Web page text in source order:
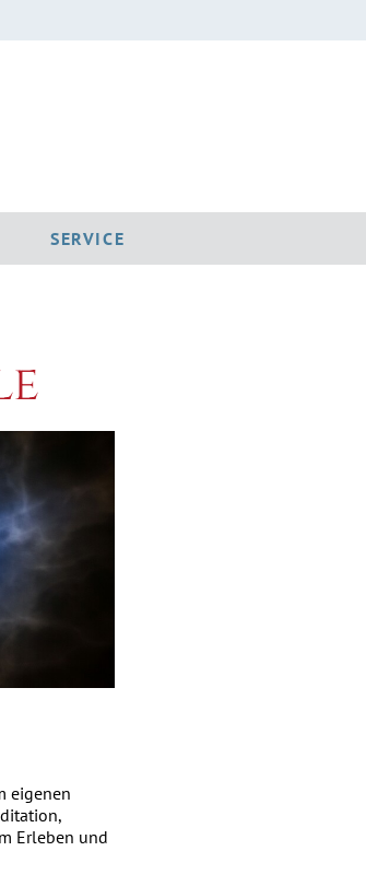
SERVICE
eigenen
Erleben und